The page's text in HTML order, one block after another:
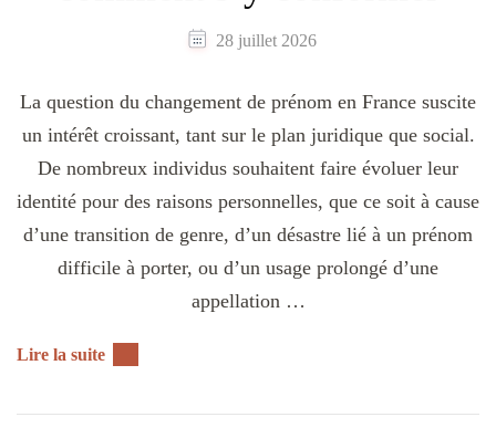
28 juillet 2026
La question du changement de prénom en France suscite
un intérêt croissant, tant sur le plan juridique que social.
De nombreux individus souhaitent faire évoluer leur
identité pour des raisons personnelles, que ce soit à cause
d’une transition de genre, d’un désastre lié à un prénom
difficile à porter, ou d’un usage prolongé d’une
appellation …
Lire la suite